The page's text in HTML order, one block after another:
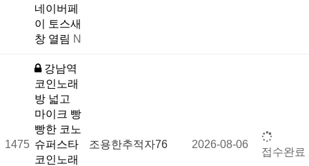
네이버페
이 토스새
창 열림 N
1475
강남역
코인노래
방 넓고
마이크 빵
빵한 코노
슈퍼스타
코인노래
조용한추적자76 2026-08-06
접수완료